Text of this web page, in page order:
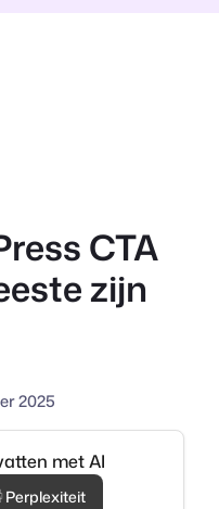
CTA
zijn
2025
met AI
Perplexiteit